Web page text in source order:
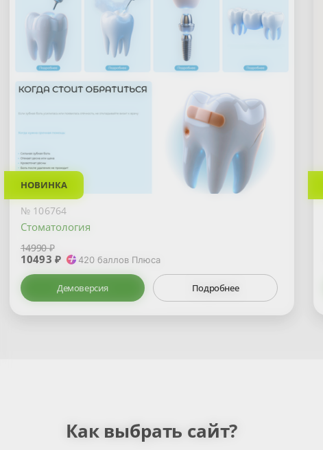
НОВИНКА
№ 106764
Стоматология
14990 ₽
10493 ₽ 420 баллов Плюса
Демоверсия Подробнее
Как выбрать сайт?